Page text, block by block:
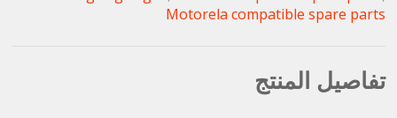
Motorela compatible spare parts
تفاصيل المنتج